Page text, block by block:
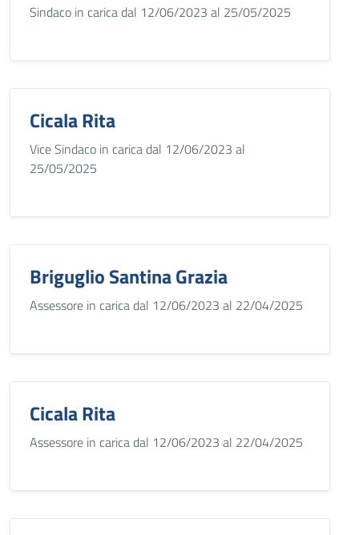
Sindaco in carica dal 12/06/2023 al 25/05/2025
Cicala Rita
Vice Sindaco in carica dal 12/06/2023 al
25/05/2025
Briguglio Santina Grazia
Assessore in carica dal 12/06/2023 al 22/04/2025
Cicala Rita
Assessore in carica dal 12/06/2023 al 22/04/2025